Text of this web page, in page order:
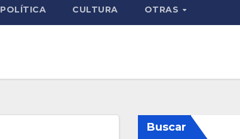
POLÍTICA CULTURA OTRAS
Buscar